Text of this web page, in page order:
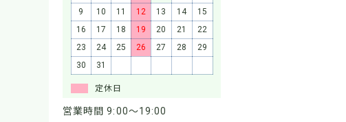
9
10 11 12 13 14
15
16
17 18 19 20 21
22
23
24 25 26 27 28
29
30
31
定休日
営業時間 9:00～19:00